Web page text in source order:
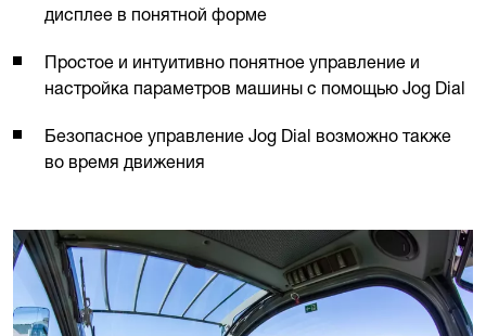
дисплее в понятной форме
Простое и интуитивно понятное управление и
настройка параметров машины с помощью Jog Dial
Безопасное управление Jog Dial возможно также
во время движения